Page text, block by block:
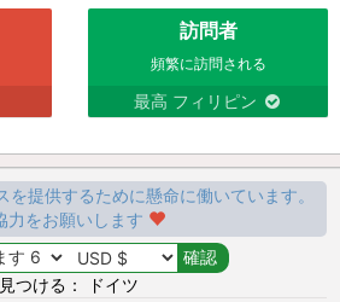
訪問者
頻繁に訪問される
最高 フィリピン
を提供するために懸命に働いています。
力をお願いします
つける： ドイツ